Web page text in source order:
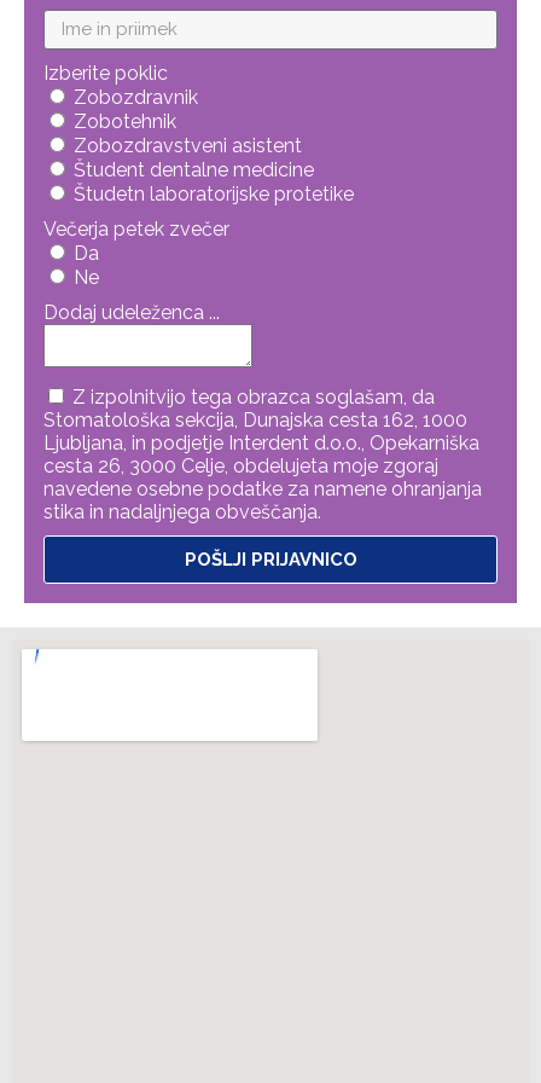
Izberite poklic
Zobozdravnik
Zobotehnik
Zobozdravstveni asistent
Študent dentalne medicine
Študetn laboratorijske protetike
Večerja petek zvečer
Da
Ne
Dodaj udeleženca ...
Z izpolnitvijo tega obrazca soglašam, da
Stomatološka sekcija, Dunajska cesta 162, 1000
Ljubljana, in podjetje Interdent d.o.o., Opekarniška
cesta 26, 3000 Celje, obdelujeta moje zgoraj
navedene osebne podatke za namene ohranjanja
stika in nadaljnjega obveščanja.
POŠLJI PRIJAVNICO